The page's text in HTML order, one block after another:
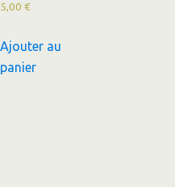
5,00 €
Ajouter au
panier